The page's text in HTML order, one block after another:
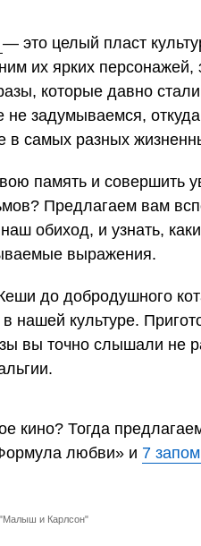
— это целый пласт
их ярких персонажей,
которые давно
задумываемся,
в самых разных
память и совершить
Предлагаем вам
обиход, и узнать,
выражения.
до добродушного
нашей культуре.
вы точно слышали не
кино? Тогда
любви» и 7
и Карлсон"